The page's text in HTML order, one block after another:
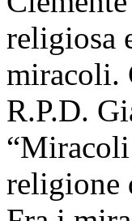
religiosa
miracoli.
R.P.D.
religione